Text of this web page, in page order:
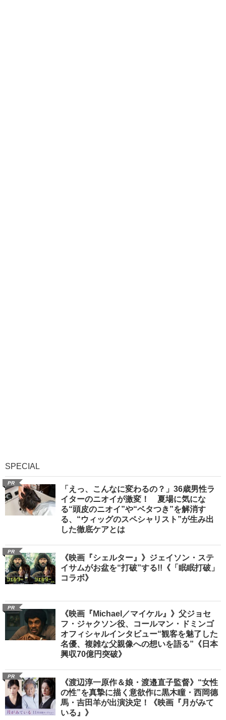
SPECIAL
PR
「えっ、こんなに変わるの？」36歳男性ラ
イターのニオイが激変！ 夏場に気にな
る“頭皮のニオイ”や“ベタつき”を解消す
る、“ウィッグのスペシャリスト”が生み出
した徹底ケアとは
PR
《映画『シェルター』》ジェイソン・ステ
イサムがお盆を“打破”する!!《「眠眠打破」
コラボ》
PR
《映画『Michael／マイケル』》父ジョセ
フ・ジャクソン役、コールマン・ドミンゴ
オフィシャルインタビュー“観客を魅了した
名優、複雑な父親像への想いを語る”《日本
興収70億円突破》
PR
《渡辺淳一原作＆娘・渡邉直子監督》“女性
の性”を真摯に描く意欲作に黒木瞳・西岡德
馬・吉田羊が出演決定！《映画『月がみて
いる』》